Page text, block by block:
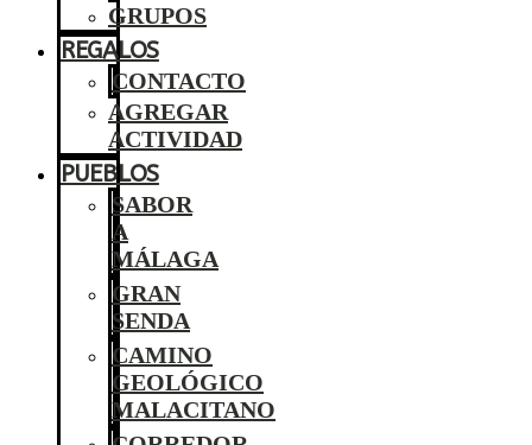
GRUPOS
REGALOS
CONTACTO
AGREGAR
ACTIVIDAD
PUEBLOS
SABOR
A
MÁLAGA
GRAN
SENDA
CAMINO
GEOLÓGICO
MALACITANO